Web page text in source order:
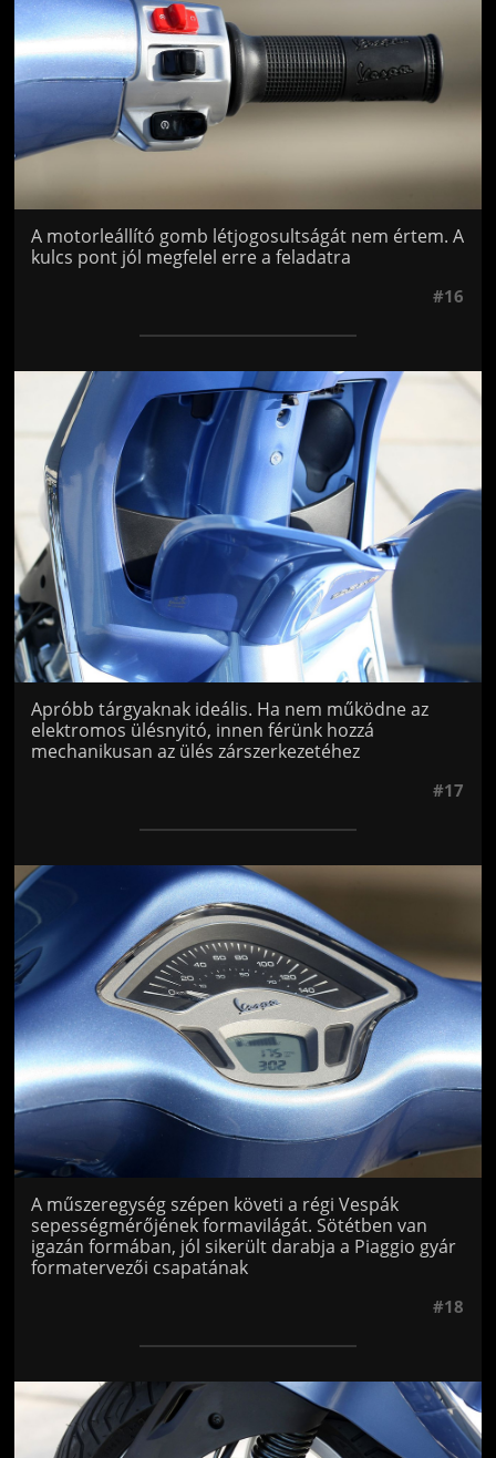
A motorleállító gomb létjogosultságát nem értem. A
kulcs pont jól megfelel erre a feladatra
#16
Jön még kép!
Apróbb tárgyaknak ideális. Ha nem működne az
elektromos ülésnyitó, innen férünk hozzá
mechanikusan az ülés zárszerkezetéhez
#17
Jön még kép!
A műszeregység szépen követi a régi Vespák
sepességmérőjének formavilágát. Sötétben van
igazán formában, jól sikerült darabja a Piaggio gyár
formatervezői csapatának
#18
Jön még kép!